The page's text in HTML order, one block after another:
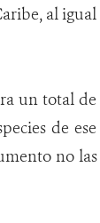
al igual
un total de
de ese
no las